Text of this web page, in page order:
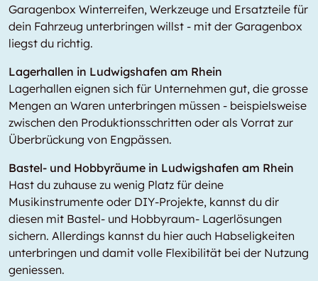
Garagenbox Winterreifen, Werkzeuge und Ersatzteile für
dein Fahrzeug unterbringen willst - mit der Garagenbox
liegst du richtig.
Lagerhallen in Ludwigshafen am Rhein
Lagerhallen eignen sich für Unternehmen gut, die grosse
Mengen an Waren unterbringen müssen - beispielsweise
zwischen den Produktionsschritten oder als Vorrat zur
Überbrückung von Engpässen.
Bastel- und Hobbyräume in Ludwigshafen am Rhein
Hast du zuhause zu wenig Platz für deine
Musikinstrumente oder DIY-Projekte, kannst du dir
diesen mit Bastel- und Hobbyraum- Lagerlösungen
sichern. Allerdings kannst du hier auch Habseligkeiten
unterbringen und damit volle Flexibilität bei der Nutzung
geniessen.